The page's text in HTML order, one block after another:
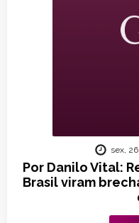
Por Danilo Vital:
Brasil viram
sex,